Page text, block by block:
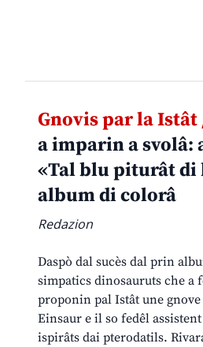
Gnovis par la Istât
a imparin a svolâ:
«Tal blu piturât di
album di colorâ
Redazion
Daspò dal sucès dal prin
simpatics dinosauruts che a
proponin pal Istât une
Einsaur e il so fedêl
ispirâts dai pterodatils.